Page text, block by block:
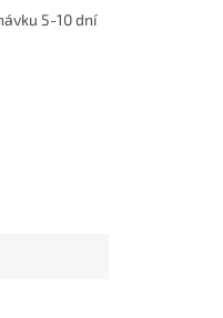
5-10 dní